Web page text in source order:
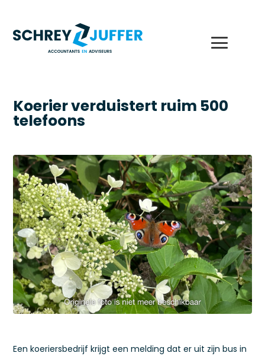
Koerier verduistert ruim 500
telefoons
Een koeriersbedrijf krijgt een melding dat er uit zijn bus in